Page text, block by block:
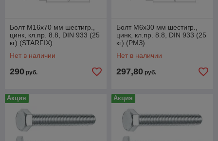
Болт М16х70 мм шестигр.,
цинк, кл.пр. 8.8, DIN 933 (25
кг) (STARFIX)
Нет в наличии
290 руб.
Болт М6х30 мм шестигр.,
цинк, кл.пр. 8.8, DIN 933 (25
кг) (РМЗ)
Нет в наличии
297,80 руб.
Акция Акция